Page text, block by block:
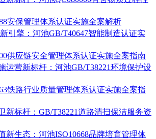
安保管理体系认证实施全案解析
引擎：河池GB/T40647智能制造认证实
供应链安全管理体系认证实施全案指南
运营新标杆：河池GB/T38221环境保护设
铁路行业质量管理体系认证实施全案指
新标杆：GB/T38221道路清扫保洁服务资
新生态：河池ISO10668品牌培育管理体